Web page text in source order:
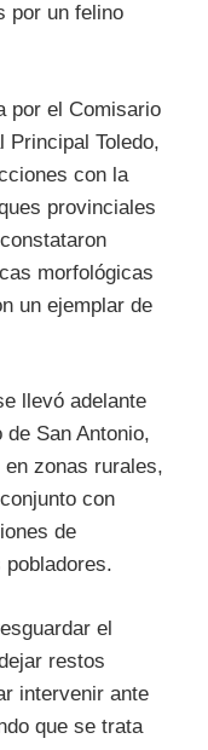
por un felino
por el Comisario
Principal Toledo,
con la
provinciales
morfológicas
un ejemplar de
llevó adelante
San Antonio,
zonas rurales,
con
de
el
restos
intervenir ante
que se trata